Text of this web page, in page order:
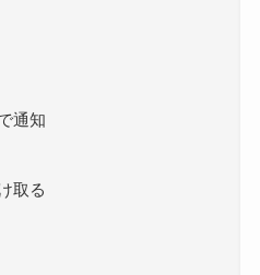
通知
取る